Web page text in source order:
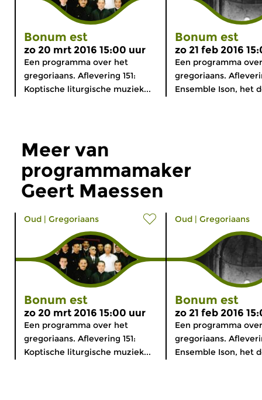
Bonum est
zo 20 mrt 2016 15:00 uur
Een programma over het
gregoriaans. Aflevering 151:
Koptische liturgische muziek...
Bonum est
zo 21 feb 2016
Een programma
gregoriaans.
Ensemble Ison, het
Meer van
programmamaker
Geert Maessen
Oud | Gregoriaans
Bonum est
zo 20 mrt 2016 15:00 uur
Een programma over het
gregoriaans. Aflevering 151:
Koptische liturgische muziek...
Oud | Gregoriaans
Bonum est
zo 21 feb 2016
Een programma
gregoriaans.
Ensemble Ison, het